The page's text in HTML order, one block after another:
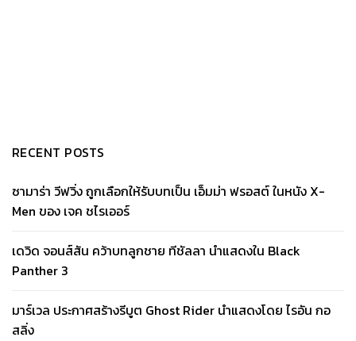
RECENT POSTS
ซามาร่า วีฟวิ่ง ถูกเลือกให้รับบทเป็น เอ็มม่า ฟรอสต์ ในหนัง X-
Men ของ เจค ชไรเออร์
เดวิด จอนส์สัน คว้าบทลูกชาย ทีชัลลา นำแสดงใน Black
Panther 3
มาร์เวล ประกาศสร้างรีบูต Ghost Rider นำแสดงโดย ไรอัน กอ
สลิ่ง